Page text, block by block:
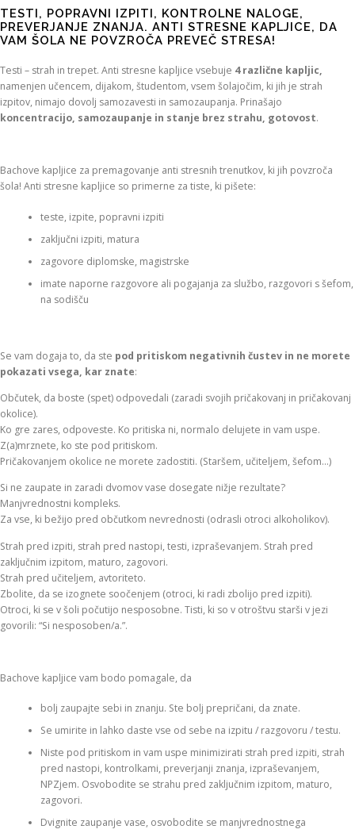
TESTI, POPRAVNI IZPITI, KONTROLNE NALOGE,
PREVERJANJE ZNANJA. ANTI STRESNE KAPLJICE, DA
VAM ŠOLA NE POVZROČA PREVEČ STRESA!
Testi – strah in trepet. Anti stresne kapljice vsebuje 4 različne kapljic,
namenjen učencem, dijakom, študentom, vsem šolajočim, ki jih je strah
izpitov, nimajo dovolj samozavesti in samozaupanja. Prinašajo
koncentracijo, samozaupanje in stanje brez strahu, gotovost.
Bachove kapljice za premagovanje anti stresnih trenutkov, ki jih povzroča
šola! Anti stresne kapljice so primerne za tiste, ki pišete:
teste, izpite, popravni izpiti
zaključni izpiti, matura
zagovore diplomske, magistrske
imate naporne razgovore ali pogajanja za službo, razgovori s šefom,
na sodišču
Se vam dogaja to, da ste pod pritiskom negativnih čustev in ne morete
pokazati vsega, kar znate:
Občutek, da boste (spet) odpovedali (zaradi svojih pričakovanj in pričakovanj
okolice).
Ko gre zares, odpoveste. Ko pritiska ni, normalo delujete in vam uspe.
Z(a)mrznete, ko ste pod pritiskom.
Pričakovanjem okolice ne morete zadostiti. (Staršem, učiteljem, šefom…)
Si ne zaupate in zaradi dvomov vase dosegate nižje rezultate?
Manjvrednostni kompleks.
Za vse, ki bežijo pred občutkom nevrednosti (odrasli otroci alkoholikov).
Strah pred izpiti, strah pred nastopi, testi, izpraševanjem. Strah pred
zaključnim izpitom, maturo, zagovori.
Strah pred učiteljem, avtoriteto.
Zbolite, da se izognete soočenjem (otroci, ki radi zbolijo pred izpiti).
Otroci, ki se v šoli počutijo nesposobne. Tisti, ki so v otroštvu starši v jezi
govorili: “Si nesposoben/a.”.
Bachove kapljice vam bodo pomagale, da
bolj zaupajte sebi in znanju. Ste bolj prepričani, da znate.
Se umirite in lahko daste vse od sebe na izpitu / razgovoru / testu.
Niste pod pritiskom in vam uspe minimizirati strah pred izpiti, strah
pred nastopi, kontrolkami, preverjanji znanja, izpraševanjem,
NPZjem. Osvobodite se strahu pred zaključnim izpitom, maturo,
zagovori.
Dvignite zaupanje vase, osvobodite se manjvrednostnega